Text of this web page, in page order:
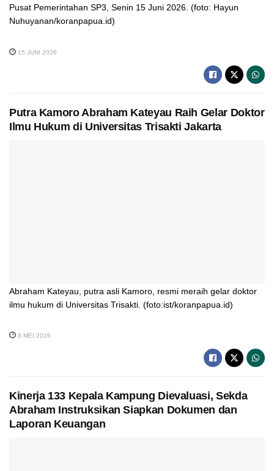
Pusat Pemerintahan SP3, Senin 15 Juni 2026. (foto: Hayun
Nuhuyanan/koranpapua.id)
15 JUNI 2026
Putra Kamoro Abraham Kateyau Raih Gelar Doktor
Ilmu Hukum di Universitas Trisakti Jakarta
Abraham Kateyau, putra asli Kamoro, resmi meraih gelar doktor
ilmu hukum di Universitas Trisakti. (foto:ist/koranpapua.id)
6 MEI 2026
Kinerja 133 Kepala Kampung Dievaluasi, Sekda
Abraham Instruksikan Siapkan Dokumen dan
Laporan Keuangan